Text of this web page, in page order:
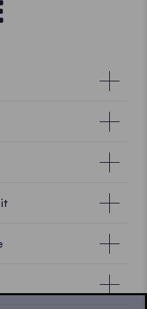
si vous n’utilisez